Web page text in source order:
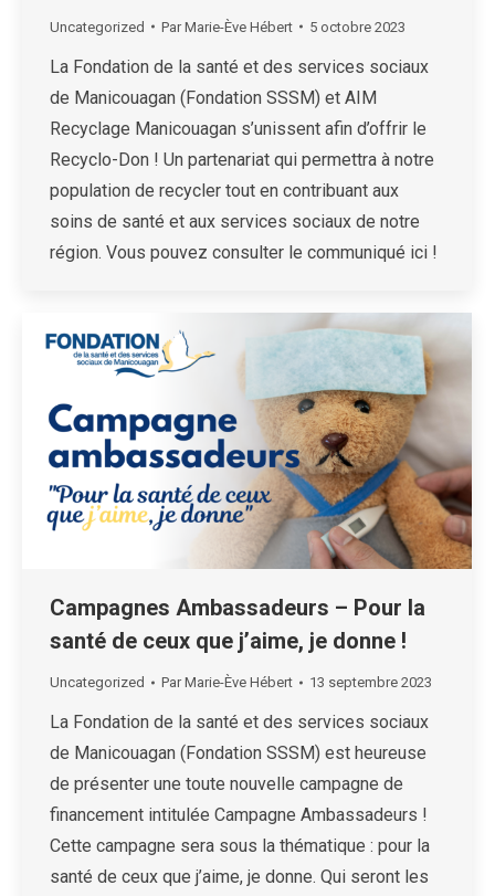
Uncategorized ParMarie-Ève Hébert 5 octobre 2023
La Fondation de la santé et des services sociaux
de Manicouagan (Fondation SSSM) et AIM
Recyclage Manicouagan s’unissent afin d’offrir le
Recyclo-Don ! Un partenariat qui permettra à notre
population de recycler tout en contribuant aux
soins de santé et aux services sociaux de notre
région. Vous pouvez consulter le communiqué ici !
Campagnes Ambassadeurs – Pour la
santé de ceux que j’aime, je donne !
Uncategorized ParMarie-Ève Hébert 13 septembre 2023
La Fondation de la santé et des services sociaux
de Manicouagan (Fondation SSSM) est heureuse
de présenter une toute nouvelle campagne de
financement intitulée Campagne Ambassadeurs !
Cette campagne sera sous la thématique : pour la
santé de ceux que j’aime, je donne. Qui seront les